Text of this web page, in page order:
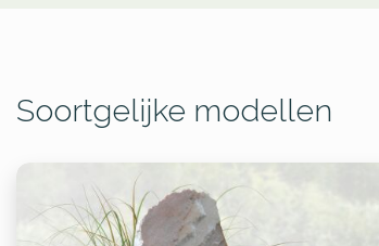
Soortgelijke modellen